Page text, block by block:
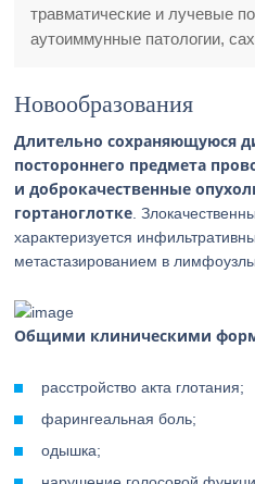
травматические и лучевые
аутоиммунные патологии,
Новообразования
Длительно сохраняющуюся
постороннего предмета
и доброкачественные
гортаноглотке .
характеризуется
метастазированием в
Общими клиническими
расстройство акта глотания;
фарингеальная боль;
одышка;